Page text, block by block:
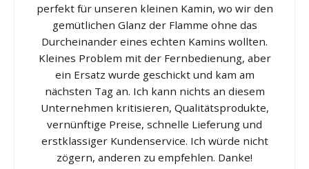
perfekt für unseren kleinen Kamin, wo wir den
gemütlichen Glanz der Flamme ohne das
Durcheinander eines echten Kamins wollten.
Kleines Problem mit der Fernbedienung, aber
ein Ersatz wurde geschickt und kam am
nächsten Tag an. Ich kann nichts an diesem
Unternehmen kritisieren, Qualitätsprodukte,
vernünftige Preise, schnelle Lieferung und
erstklassiger Kundenservice. Ich würde nicht
zögern, anderen zu empfehlen. Danke!